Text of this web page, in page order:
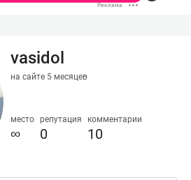
vasidol
на сайте 5 месяцев
место
∞
репутация
0
комментарии
10